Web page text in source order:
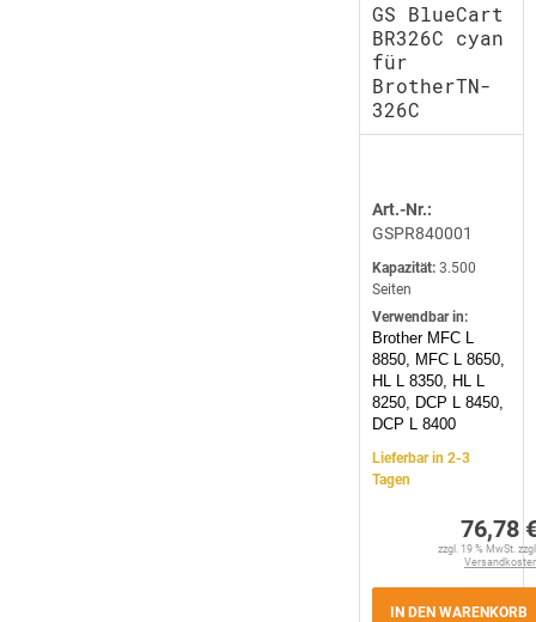
GS BlueCart
BR326C cyan
für
BrotherTN-
326C
Art.-Nr.:
GSPR840001
Kapazität: 3.500
Seiten
Verwendbar in:
Brother MFC L
8850, MFC L 8650,
HL L 8350, HL L
8250, DCP L 8450,
DCP L 8400
Lieferbar in 2-3
Tagen
76,78
zzgl. 19 % MwSt.
IN DEN WARENKORB